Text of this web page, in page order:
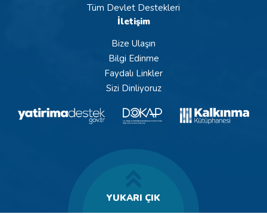
Tüm Devlet Destekleri
İletişim
Bize Ulaşın
Bilgi Edinme
Faydalı Linkler
Sizi Dinliyoruz
YUKARI ÇIK